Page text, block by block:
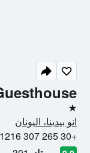
نجمة واحدة
انو بيدينا، اليونان
+30 265 307 1216